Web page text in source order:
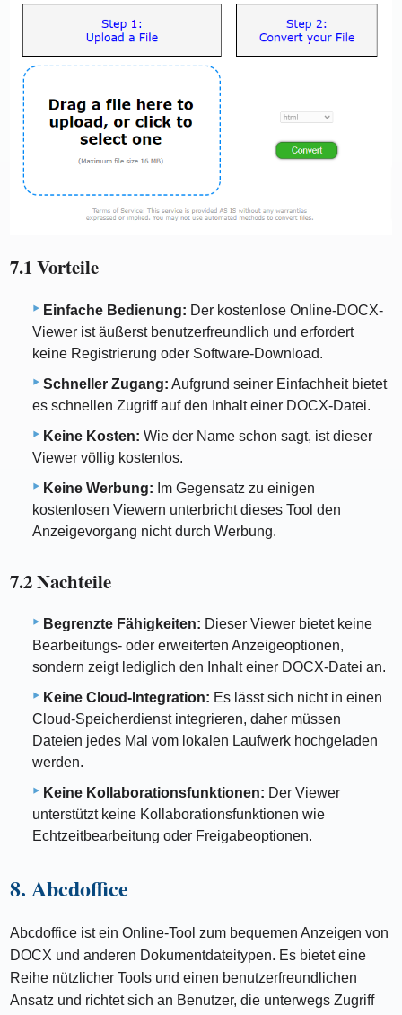
7.1 Vorteile
Einfache Bedienung: Der kostenlose Online-DOCX-
Viewer ist äußerst benutzerfreundlich und erfordert
keine Registrierung oder Software-Download.
Schneller Zugang: Aufgrund seiner Einfachheit bietet
es schnellen Zugriff auf den Inhalt einer DOCX-Datei.
Keine Kosten: Wie der Name schon sagt, ist dieser
Viewer völlig kostenlos.
Keine Werbung: Im Gegensatz zu einigen
kostenlosen Viewern unterbricht dieses Tool den
Anzeigevorgang nicht durch Werbung.
7.2 Nachteile
Begrenzte Fähigkeiten: Dieser Viewer bietet keine
Bearbeitungs- oder erweiterten Anzeigeoptionen,
sondern zeigt lediglich den Inhalt einer DOCX-Datei an.
Keine Cloud-Integration: Es lässt sich nicht in einen
Cloud-Speicherdienst integrieren, daher müssen
Dateien jedes Mal vom lokalen Laufwerk hochgeladen
werden.
Keine Kollaborationsfunktionen: Der Viewer
unterstützt keine Kollaborationsfunktionen wie
Echtzeitbearbeitung oder Freigabeoptionen.
8. Abcdoffice
Abcdoffice ist ein Online-Tool zum bequemen Anzeigen von
DOCX und anderen Dokumentdateitypen. Es bietet eine
Reihe nützlicher Tools und einen benutzerfreundlichen
Ansatz und richtet sich an Benutzer, die unterwegs Zugriff